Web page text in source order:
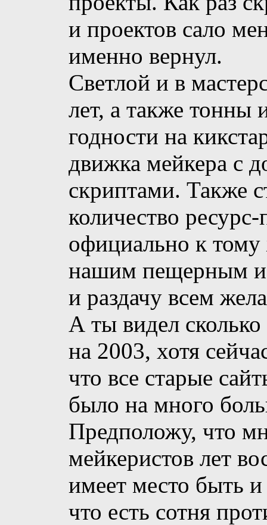
и проектов сало
именно вернул.
Светлой и в
лет, а также тонны
годности на
движка мейкера с
скриптами. Также
количество
официально к
нашим пещерным и
и раздачу всем
А ты видел
на 2003, хотя
что все старые
было на много
Предположу, что
мейкеристов лет
имеет место быть
что есть сотня